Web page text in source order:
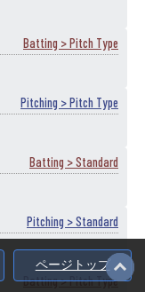
Batting > Pitch Type
Pitching > Pitch Type
Batting > Standard
Pitching > Standard
Batting > Pitch Type
ページトップ